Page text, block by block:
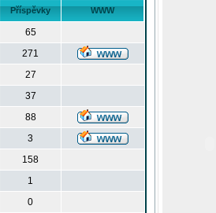
Příspěvky WWW
65
271
27
37
88
3
158
1
0